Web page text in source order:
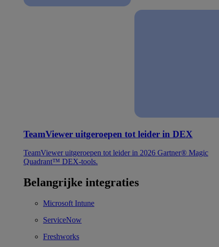
TeamViewer uitgeroepen tot leider in DEX
TeamViewer uitgeroepen tot leider in 2026 Gartner® Magic
Quadrant™ DEX-tools.
Belangrijke integraties
Microsoft Intune
ServiceNow
Freshworks